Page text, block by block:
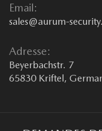
Email:
sales@aurum-
Adresse:
Beyerbachstr. 7
65830 Kriftel,